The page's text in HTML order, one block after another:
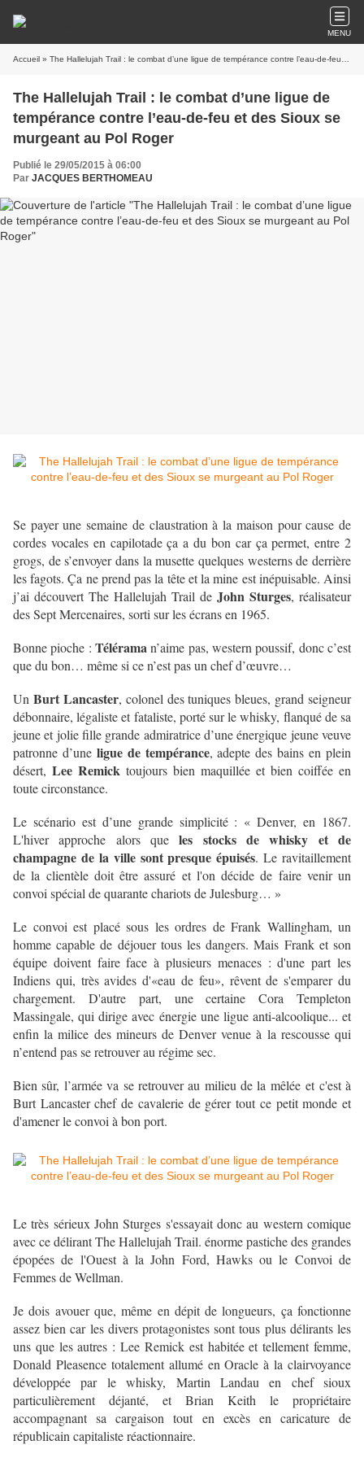
MENU
Accueil » The Hallelujah Trail : le combat d’une ligue de tempérance contre l’eau-de-feu et des Sioux se murgeant au Pol Roger
The Hallelujah Trail : le combat d’une ligue de
tempérance contre l’eau-de-feu et des Sioux se
murgeant au Pol Roger
Publié le 29/05/2015 à 06:00
Par JACQUES BERTHOMEAU
Se payer une semaine de claustration à la maison pour cause de
cordes vocales en capilotade ça a du bon car ça permet, entre 2
grogs, de s’envoyer dans la musette quelques westerns de derrière
les fagots. Ça ne prend pas la tête et la mine est inépuisable. Ainsi
j’ai découvert The Hallelujah Trail de John Sturges, réalisateur
des Sept Mercenaires, sorti sur les écrans en 1965.
Bonne pioche : Téléraman’aime pas, western poussif, donc c’est
que du bon… même si ce n’est pas un chef d’œuvre…
Un Burt Lancaster, colonel des tuniques bleues, grand seigneur
débonnaire, légaliste et fataliste, porté sur le whisky, flanqué de sa
jeune et jolie fille grande admiratrice d’une énergique jeune veuve
patronne d’une ligue de tempérance, adepte des bains en plein
désert, Lee Remick toujours bien maquillée et bien coiffée en
toute circonstance.
Le scénario est d’une grande simplicité : « Denver, en 1867.
L'hiver approche alors queles stocks de whisky et de
champagne de la ville sont presque épuisés. Le ravitaillement
de la clientèle doit être assuré et l'on décide de faire venir un
convoi spécial de quarante chariots de Julesburg… »
Le convoi est placé sous les ordres de Frank Wallingham, un
homme capable de déjouer tous les dangers. Mais Frank et son
équipe doivent faire face à plusieurs menaces : d'une part les
Indiens qui, très avides d'«eau de feu», rêvent de s'emparer du
chargement. D'autre part, une certaine Cora Templeton
Massingale, qui dirige avec énergie une ligue anti-alcoolique... et
enfin la milice des mineurs de Denver venue à la rescousse qui
n’entend pas se retrouver au régime sec.
Bien sûr, l’armée va se retrouver au milieu de la mêlée et c'est à
Burt Lancaster chef de cavalerie de gérer tout ce petit monde et
d'amener le convoi à bon port.
Le très sérieux John Sturges s'essayait donc au western comique
avec ce délirant The Hallelujah Trail. énorme pastiche des grandes
épopées de l'Ouest à la John Ford, Hawks ou le Convoi de
Femmes de Wellman.
Je dois avouer que, même en dépit de longueurs, ça fonctionne
assez bien car les divers protagonistes sont tous plus délirants les
uns que les autres : Lee Remick est habitée et tellement femme,
Donald Pleasence totalement allumé en Oracle à la clairvoyance
développée par le whisky, Martin Landau en chef sioux
particulièrement déjanté, et Brian Keith le propriétaire
accompagnant sa cargaison tout en excès en caricature de
républicain capitaliste réactionnaire.